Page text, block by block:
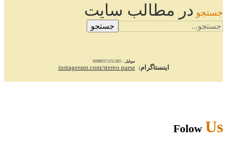
جستجو در مطالب سایت
جستجو
موبایل :00989371251365
اینستاگرام: instageram.com/stereo.parse
FolowUs